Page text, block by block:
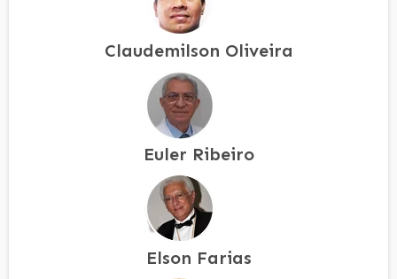
Claudemilson Oliveira
Euler Ribeiro
Elson Farias